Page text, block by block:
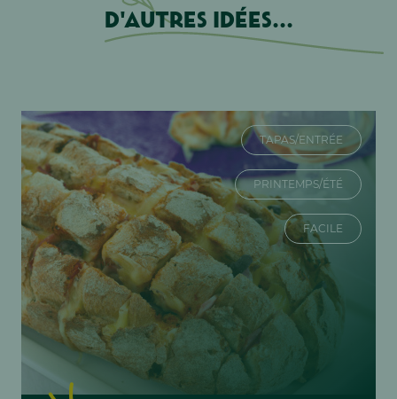
D'autres idées...
TAPAS/ENTRÉE
PRINTEMPS/ÉTÉ
FACILE